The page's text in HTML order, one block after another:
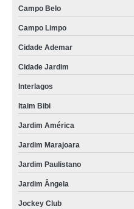
Campo Belo
Campo Limpo
Cidade Ademar
Cidade Jardim
Interlagos
Itaim Bibi
Jardim América
Jardim Marajoara
Jardim Paulistano
Jardim Ângela
Jockey Club